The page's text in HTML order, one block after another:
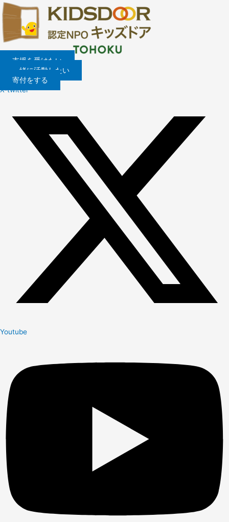
内
容
を
ス
キ
ッ
支援を受けたい
一緒に活動したい
寄付をする
X-twitter
Youtube